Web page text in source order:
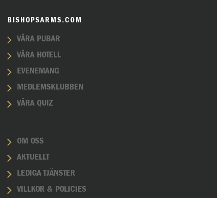
BISHOPSARMS.COM
VÅRA PUBAR
VÅRA HOTELL
EVENEMANG
MEDLEMSKLUBBEN
VÅRA QUIZ
OM OSS
AKTUELLT
LEDIGA TJÄNSTER
VILLKOR & POLICIES